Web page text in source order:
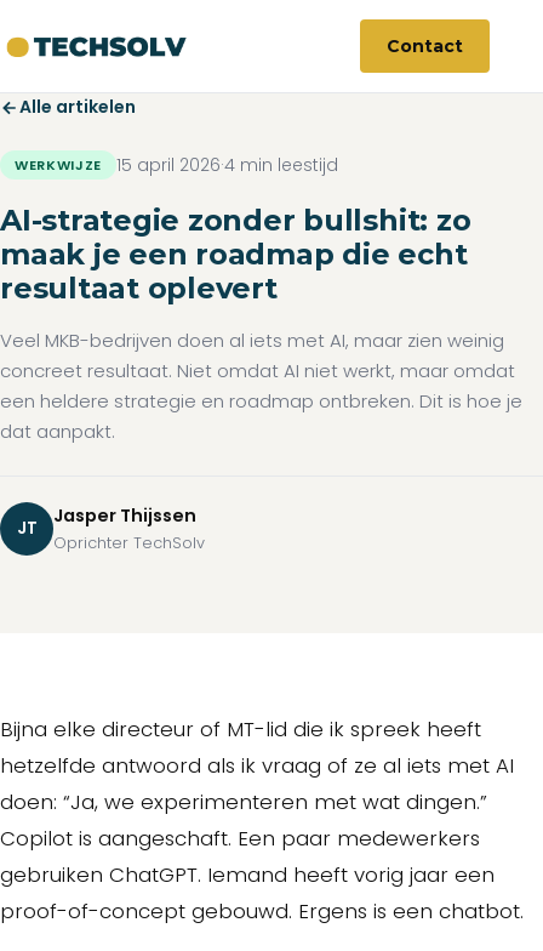
Contact
Alle artikelen
WERKWIJZE 15 april 2026·4 min leestijd
AI-strategie zonder bullshit: zo
maak je een roadmap die echt
resultaat oplevert
Veel MKB-bedrijven doen al iets met AI, maar zien weinig
concreet resultaat. Niet omdat AI niet werkt, maar omdat
een heldere strategie en roadmap ontbreken. Dit is hoe je
dat aanpakt.
JT
Jasper Thijssen
Oprichter TechSolv
Bijna elke directeur of MT-lid die ik spreek heeft
hetzelfde antwoord als ik vraag of ze al iets met AI
doen: “Ja, we experimenteren met wat dingen.”
Copilot is aangeschaft. Een paar medewerkers
gebruiken ChatGPT. Iemand heeft vorig jaar een
proof-of-concept gebouwd. Ergens is een chatbot.